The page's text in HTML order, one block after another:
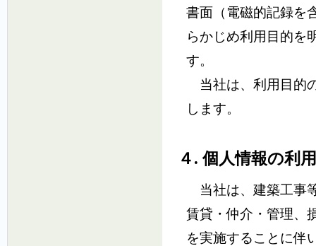
書面（電磁的記録を
らかじめ利用目的を
す。
当社は、利用目的
します。
４. 個人情報の利
当社は、建築工事
賃貸・仲介・管理、
を実施することに伴